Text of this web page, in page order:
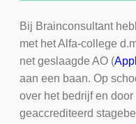
Bij Brainconsultant
met het Alfa-college
net geslaagde AO (
aan een baan. Op
over het bedrijf en
geaccrediteerd